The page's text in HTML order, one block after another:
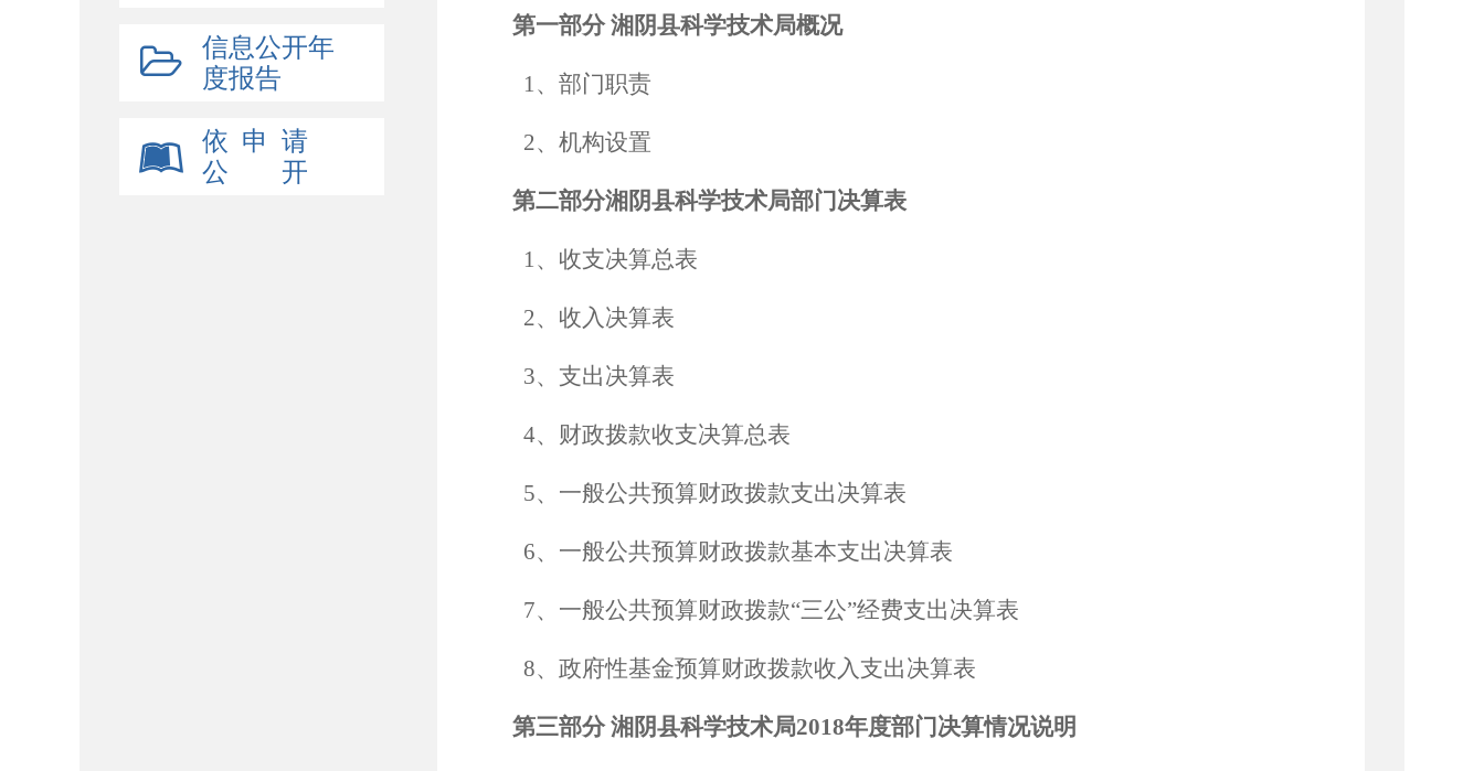
信息公开年
度报告
依 申 请
公 开
第一部分 湘阴县科学技术局概况
1、部门职责
2、机构设置
第二部分湘阴县科学技术局部门 决算表
1、 收支决算总表
2、收入决算表
3、支出决算表
4、财政拨款收支决算总表
5、一般公共预算财政拨款支出决算表
6、一般公共预算财政拨款基本支出决算表
7、一般公共预算财政拨款“三公”经费支出决算表
8、政府性基金预算财政拨款收入支出决算表
第三部分 湘阴县科学技术局2018年度部门决算情况说明